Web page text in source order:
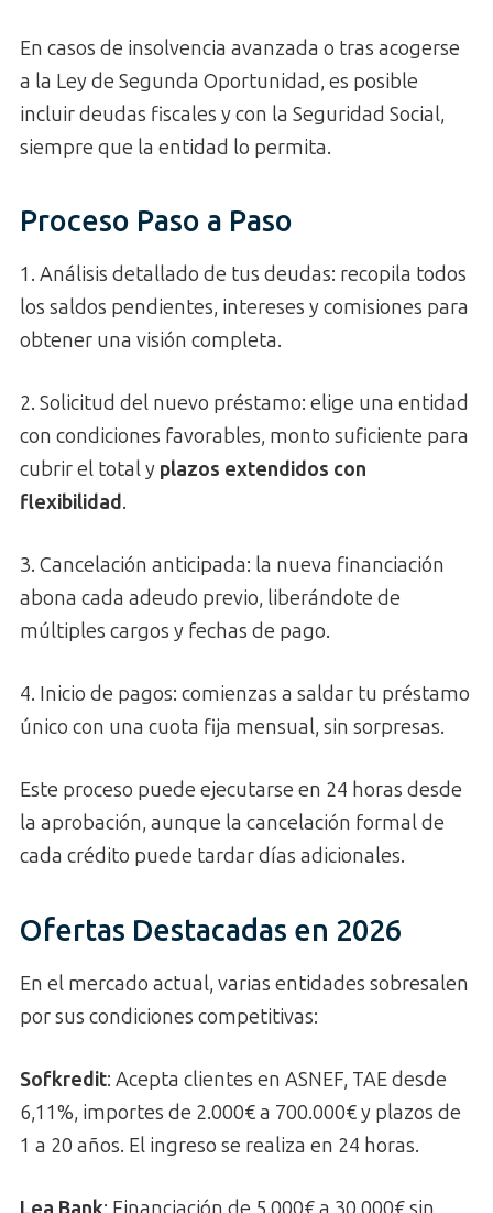
En casos de insolvencia avanzada o tras acogerse
a la Ley de Segunda Oportunidad, es posible
incluir deudas fiscales y con la Seguridad Social,
siempre que la entidad lo permita.
Proceso Paso a Paso
1. Análisis detallado de tus deudas: recopila todos
los saldos pendientes, intereses y comisiones para
obtener una visión completa.
2. Solicitud del nuevo préstamo: elige una entidad
con condiciones favorables, monto suficiente para
cubrir el total y plazos extendidos con
flexibilidad.
3. Cancelación anticipada: la nueva financiación
abona cada adeudo previo, liberándote de
múltiples cargos y fechas de pago.
4. Inicio de pagos: comienzas a saldar tu préstamo
único con una cuota fija mensual, sin sorpresas.
Este proceso puede ejecutarse en 24 horas desde
la aprobación, aunque la cancelación formal de
cada crédito puede tardar días adicionales.
Ofertas Destacadas en 2026
En el mercado actual, varias entidades sobresalen
por sus condiciones competitivas:
Sofkredit: Acepta clientes en ASNEF, TAE desde
6,11%, importes de 2.000€ a 700.000€ y plazos de
1 a 20 años. El ingreso se realiza en 24 horas.